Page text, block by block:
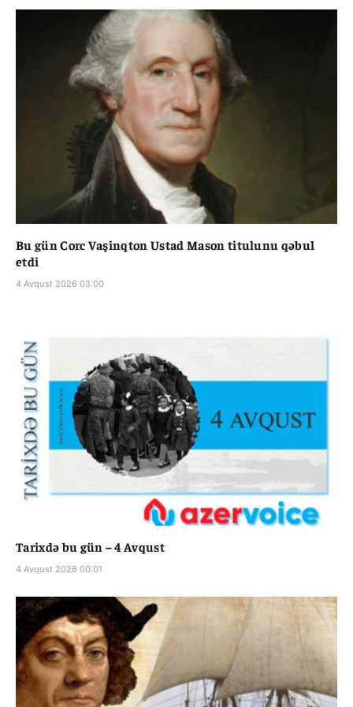
Bu gün Corc Vaşinqton Ustad Mason titulunu qəbul
etdi
4 Avqust 2026 03:00
Tarixdə bu gün – 4 Avqust
4 Avqust 2026 00:01